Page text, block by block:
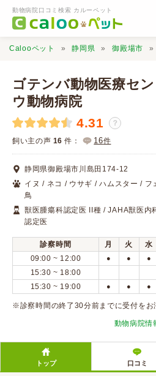
動物病院口コミ検索 カルーペット
動物病院検索
Calooペットとは？
Calooペット 静岡県 御殿場市
ゴテンバ動物医療セ
ウ動物病院
4.31 ？
飼い主の声 16 件： 16件
静岡県御殿場市川島田174-12
イヌ / ネコ / ウサギ / ハムスター /
鳥
獣医腫瘍科認定医 II種 / JAHA獣医内
認定医
診察時間 月 火 水
09:00 ~ 12:00
● ● ●
15:30 ~ 18:00
15:30 ~ 19:00 ● ● ●
※診察時間の終了30分前までに受付をお
動物病院情
トップ 口コミ